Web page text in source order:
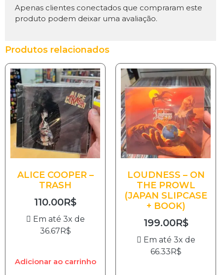
Apenas clientes conectados que compraram este
produto podem deixar uma avaliação.
Produtos relacionados
ALICE COOPER –
TRASH
110.00R$
Em até 3x de
36.67R$
Adicionar ao carrinho
LOUDNESS – ON
THE PROWL
(JAPAN SLIPCASE
+ BOOK)
199.00R$
Em até 3x de
66.33R$